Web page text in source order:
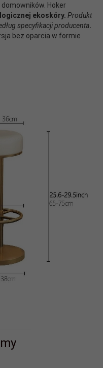
Hoker
ekoskóry. Produkt
specyfikacji producenta.
bez oparcia w formie